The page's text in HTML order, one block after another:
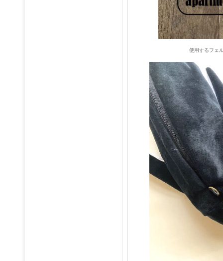
使用するフェ